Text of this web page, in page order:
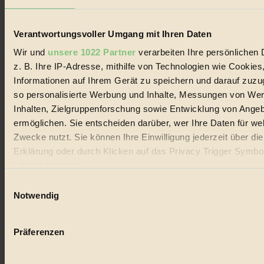
Verantwortungsvoller Umgang mit Ihren Daten
Wir und unsere 1022 Partner verarbeiten Ihre persönlichen
z. B. Ihre IP-Adresse, mithilfe von Technologien wie
Informationen auf Ihrem Gerät zu speichern und darauf
so personalisierte Werbung und Inhalte, Messungen von
Inhalten, Zielgruppenforschung sowie Entwicklung von
ermöglichen. Sie entscheiden darüber, wer Ihre Daten für
Zwecke nutzt. Sie können Ihre Einwilligung jederzeit über
Erklärung oder durch Klicken auf das Privacy Trigger
Wenn Sie es erlauben, würden wir auch gerne:
Ihr Gerät durch aktives Scannen nach bestimmten
Notwendig
Präferenzen
alternativer Energien.
Social Media
22.601 Fans auf Facebook
3.415 Follower auf Twitter
Themen
Bio